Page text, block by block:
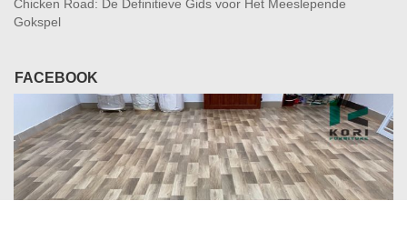
Chicken Road: De Definitieve Gids voor Het Meeslepende
Gokspel
FACEBOOK